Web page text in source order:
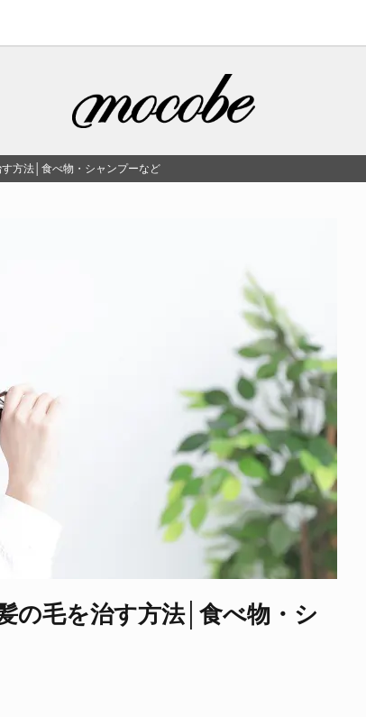
方法│食べ物・シャンプーなど
の毛を治す方法│食べ物・シ